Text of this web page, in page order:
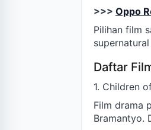
>>> Oppo
Pilihan film
Daftar
1. Children
Film drama
Bramantyo.